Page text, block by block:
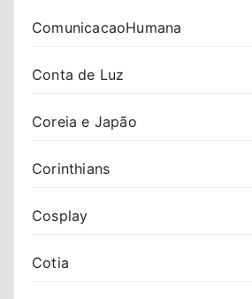
ComunicacaoHumana
Conta de Luz
Coreia e Japão
Corinthians
Cosplay
Cotia